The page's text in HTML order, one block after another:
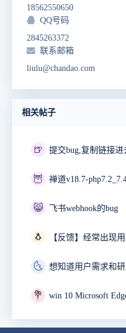
18562550650
QQ号码
2845263372
联系邮箱
liulu@chandao.com
相关帖子
🍺
🦉 禅道v18.7-
😸 飞书webhook的bug
🐧 【反馈】经常出现
🌜 想知道用户需求和
💐